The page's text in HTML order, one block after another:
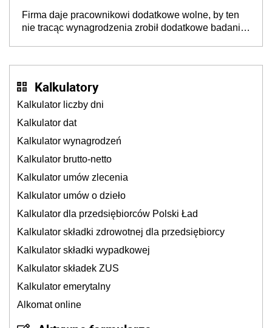
Firma daje pracownikowi dodatkowe wolne, by ten
nie tracąc wynagrodzenia zrobił dodatkowe badania.
Kalkulatory
Kalkulator liczby dni
Kalkulator dat
Kalkulator wynagrodzeń
Kalkulator brutto-netto
Kalkulator umów zlecenia
Kalkulator umów o dzieło
Kalkulator dla przedsiębiorców Polski Ład
Kalkulator składki zdrowotnej dla przedsiębiorcy
Kalkulator składki wypadkowej
Kalkulator składek ZUS
Kalkulator emerytalny
Alkomat online